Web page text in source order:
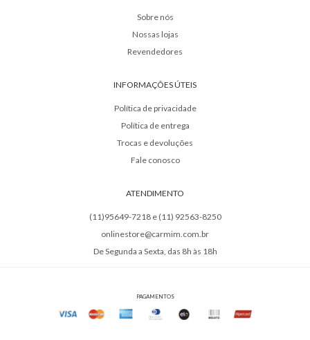
Sobre nós
Nossas lojas
Revendedores
INFORMAÇÕES ÚTEIS
Política de privacidade
Política de entrega
Trocas e devoluções
Fale conosco
ATENDIMENTO
(11)95649-7218 e (11) 92563-8250
onlinestore@carmim.com.br
De Segunda a Sexta, das 8h às 18h
PAGAMENTOS